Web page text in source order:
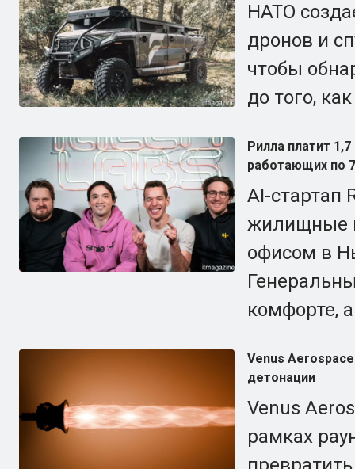
НАТО
дронов и
чтобы
до того,
Рилла платит
работающих по
AI-стартап
жилищные
офисом в
комфорте,
Venus
детонации
Venus
рамках